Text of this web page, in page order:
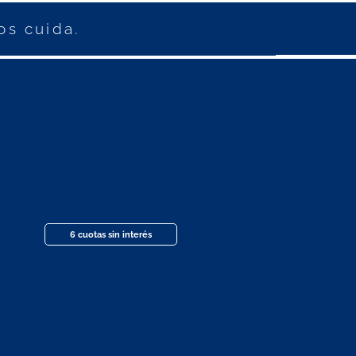
cuida.
6 cuotas sin interés